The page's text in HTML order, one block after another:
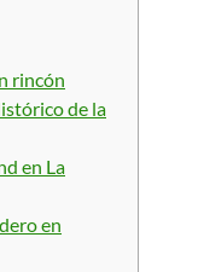
rincón
de la
en La
en